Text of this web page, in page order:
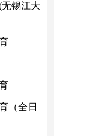
锡江大
（全日